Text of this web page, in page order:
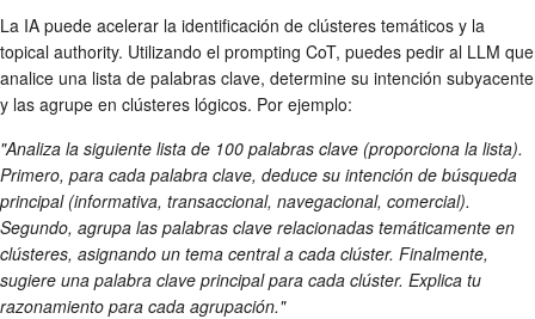
La IA puede acelerar la identificación de clústeres temáticos y la
topical authority. Utilizando el prompting CoT, puedes pedir al LLM que
analice una lista de palabras clave, determine su intención subyacente
y las agrupe en clústeres lógicos. Por ejemplo:
"Analiza la siguiente lista de 100 palabras clave (proporciona la lista).
Primero, para cada palabra clave, deduce su intención de búsqueda
principal (informativa, transaccional, navegacional, comercial).
Segundo, agrupa las palabras clave relacionadas temáticamente en
clústeres, asignando un tema central a cada clúster. Finalmente,
sugiere una palabra clave principal para cada clúster. Explica tu
razonamiento para cada agrupación."